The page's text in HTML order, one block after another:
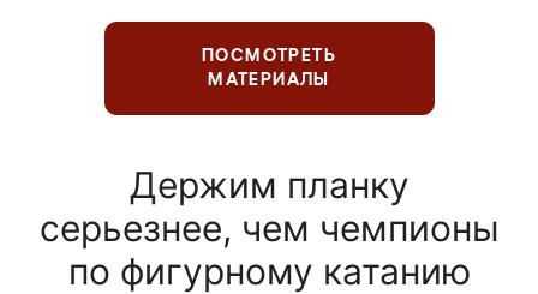
ПОСМОТРЕТЬ
МАТЕРИАЛЫ
Держим планку
серьезнее, чем чемпионы
по фигурному катанию